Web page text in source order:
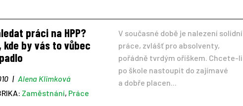
práci na HPP?
kde by vás to vůbec
| Alena Klimková
Zaměstnání, Práce
V současné době je nalezení solidní
práce, zvlášť pro absolventy,
pořádně tvrdým oříškem. Chcete-li
po škole nastoupit do zajímavé
a dobře placen...